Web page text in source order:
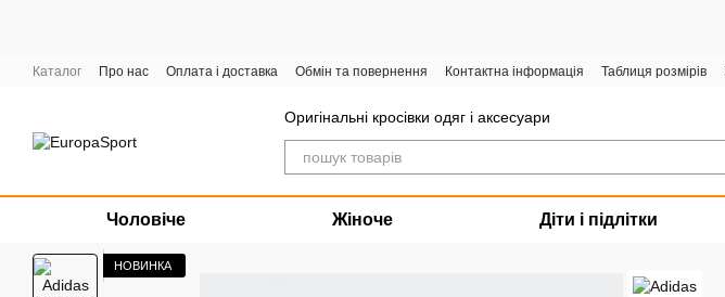
Каталог Про нас Оплата і доставка Обмін та повернення Контактна інформація Таблиця розмірів
Оригінальні кросівки одяг і аксесуари
Чоловіче Жіноче Діти і підлітки
НОВИНКА